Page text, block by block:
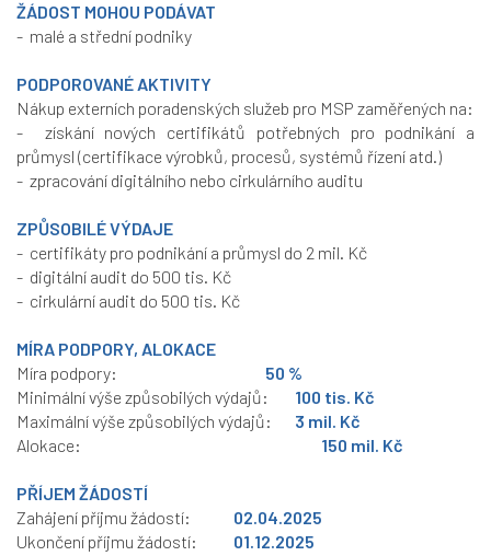
ŽÁDOST MOHOU PODÁVAT
- malé a střední podniky
PODPOROVANÉ AKTIVITY
Nákup externích poradenských služeb pro MSP zaměřených na:
- získání nových certifikátů potřebných pro podnikání a
průmysl (certifikace výrobků, procesů, systémů řízení atd.)
- zpracování digitálního nebo cirkulárního auditu
ZPŮSOBILÉ VÝDAJE
- certifikáty pro podnikání a průmysl do 2 mil. Kč
- digitální audit do 500 tis. Kč
- cirkulární audit do 500 tis. Kč
MÍRA PODPORY, ALOKACE
Míra podpory: 50 %
Minimální výše způsobilých výdajů: 100 tis. Kč
Maximální výše způsobilých výdajů: 3 mil. Kč
Alokace:
150 mil. Kč
PŘÍJEM ŽÁDOSTÍ
Zahájení příjmu žádostí: 02.04.2025
Ukončení příjmu žádostí: 01.12.2025